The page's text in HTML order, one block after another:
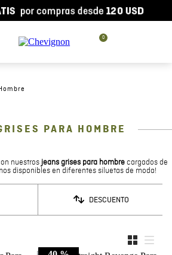
0
PARA HOMBRE
nuestros jeans grises para hombre cargados de
disponibles en diferentes siluetas de moda!
DESCUENTO